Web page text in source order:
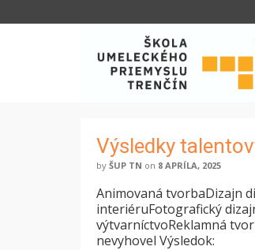
Výsledky
by ŠUP TN on 8 APRÍLA, 2025
Animovaná tvorbaDizajn
interiéruFotografický
výtvarníctvoReklamná
nevyhovel Výsledok: